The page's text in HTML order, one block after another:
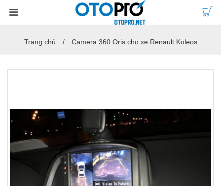
Trang chủ Camera 360 Oris cho xe Renault Koleos